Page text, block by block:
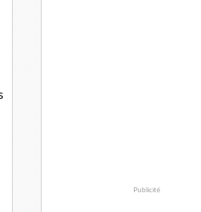
Publicité